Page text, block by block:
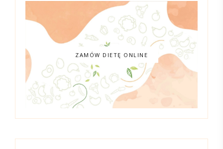
ZAMÓW DIETĘ ONLINE